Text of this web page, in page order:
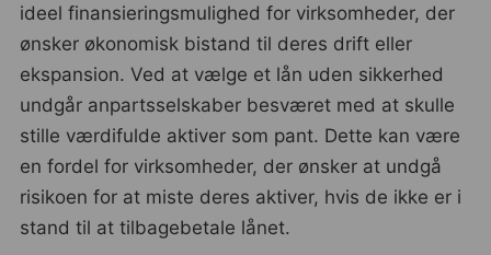
ideel finansieringsmulighed for virksomheder, der
ønsker økonomisk bistand til deres drift eller
ekspansion. Ved at vælge et lån uden sikkerhed
undgår anpartsselskaber besværet med at skulle
stille værdifulde aktiver som pant. Dette kan være
en fordel for virksomheder, der ønsker at undgå
risikoen for at miste deres aktiver, hvis de ikke er i
stand til at tilbagebetale lånet.